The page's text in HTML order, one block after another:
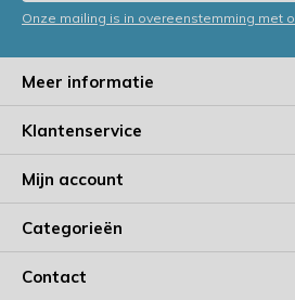
Onze mailing is in overeenstemming met
Meer informatie
Klantenservice
Mijn account
Categorieën
Contact